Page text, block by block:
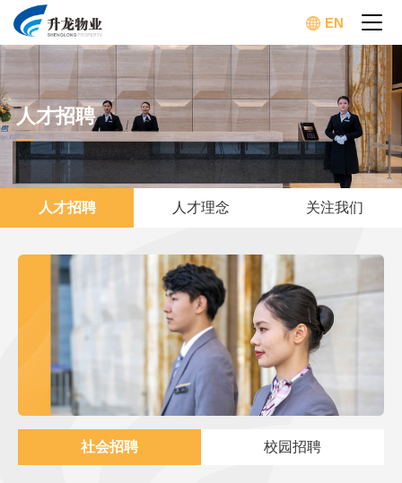
EN
人才招聘
人才招聘 人才理念 关注我们
社会招聘 校园招聘